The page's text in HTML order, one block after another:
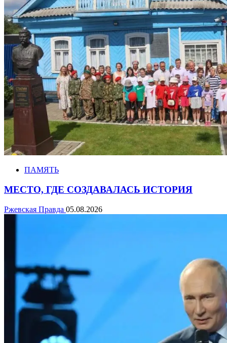
ПАМЯТЬ
МЕСТО, ГДЕ СОЗДАВАЛАСЬ ИСТОРИЯ
Ржевская Правда 05.08.2026